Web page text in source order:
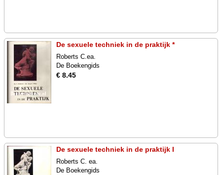
De sexuele techniek in de praktijk *
Roberts C.ea.
De Boekengids
€ 8.45
De sexuele techniek in de praktijk I
Roberts C. ea.
De Boekengids